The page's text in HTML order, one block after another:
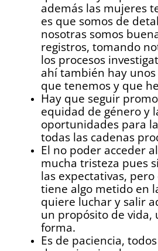
además las mujeres
es que somos de
nosotras somos
registros, tomando
los procesos
ahí también hay
que tenemos y que
Hay que seguir
equidad de género y
oportunidades para
todas las cadenas
El no poder acceder
mucha tristeza pues
las expectativas,
tiene algo metido en
quiere luchar y salir
un propósito de vida,
forma.
Es de paciencia,